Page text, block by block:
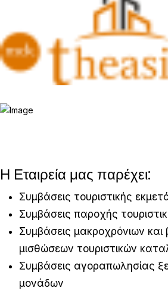
Η Εταιρεία μας παρέχει:
Συμβάσεις τουριστικής
Συμβάσεις παροχής
Συμβάσεις μακροχρόνιων
μισθώσεων τουριστικών
Συμβάσεις αγοραπωλησίας
μονάδων